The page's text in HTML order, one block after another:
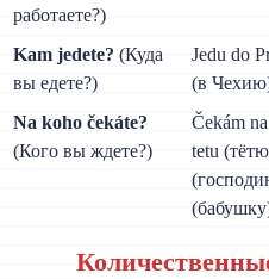
работаете?)
Kam jedete? (Куда
вы едете?)
Jedu do
(в
Na koho čekáte?
(Кого вы ждете?)
Čekám
tetu